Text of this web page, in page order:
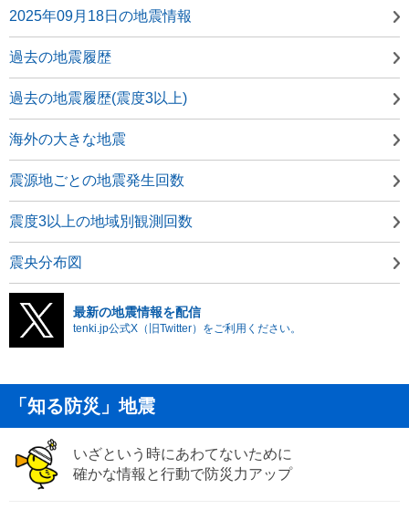
2025年09月18日の地震情報
過去の地震履歴
過去の地震履歴(震度3以上)
海外の大きな地震
震源地ごとの地震発生回数
震度3以上の地域別観測回数
震央分布図
最新の地震情報を配信
tenki.jp公式X（旧Twitter）をご利用ください。
「知る防災」地震
いざという時にあわてないために
確かな情報と行動で防災力アップ